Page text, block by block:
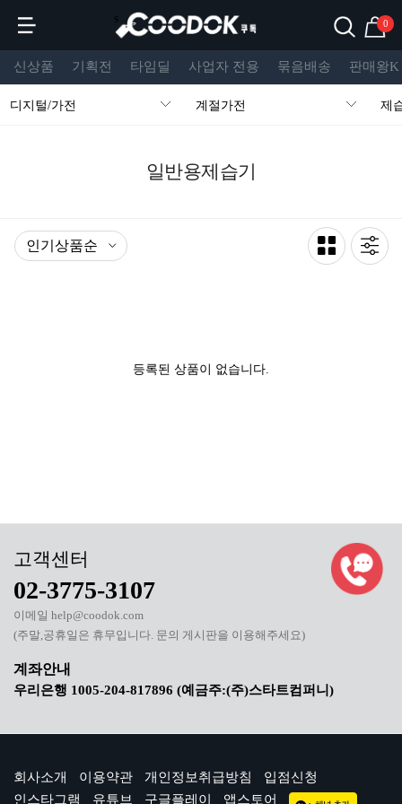
s 0
신상품 기획전 타임딜 사업자 전용 묶음배송 판매왕K
디지털/가전 계절가전 제
일반용제습기
등록된 상품이 없습니다.
02-3775-3107
이메일 help@coodok.com
(주말,공휴일은 휴무입니다. 문의 게시판을 이용해주세요)
우리은행 1005-204-817896 (예금주:(주)스타트컴퍼니)
회사소개 이용약관 개인정보취급방침
입점신청
인스타그램
유튜브 구글플레이 앱스토어